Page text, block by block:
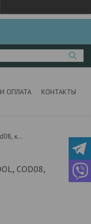
ОПЛАТА КОНТАКТЫ
Суппорт металл, под винт, whirpool, cod08, комплект 2шт. cod085
COD08,